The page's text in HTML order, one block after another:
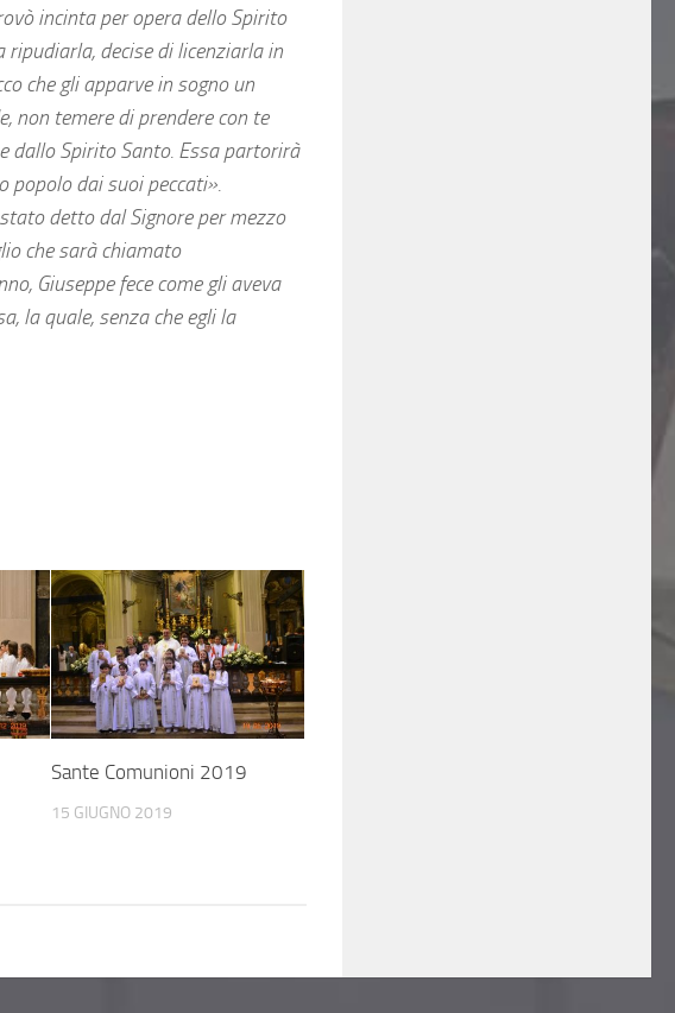
incinta per opera dello Spirito
ripudiarla, decise di licenziarla in
che gli apparve in sogno un
non temere di prendere con te
dallo Spirito Santo. Essa partorirà
popolo dai suoi peccati».
detto dal Signore per mezzo
che sarà chiamato
Giuseppe fece come gli aveva
la quale, senza che egli la
Sante Comunioni 2019
15 GIUGNO 2019